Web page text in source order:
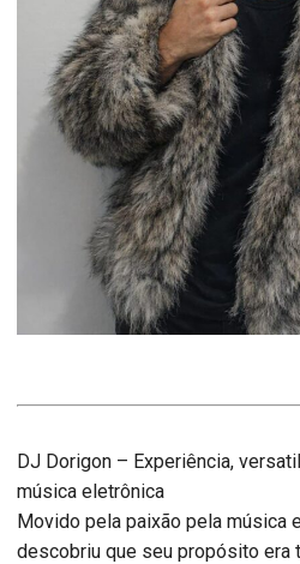
DJ Dorigon – Experiência,
música eletrônica
Movido pela paixão pela música
descobriu que seu propósito era